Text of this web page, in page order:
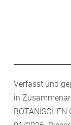
Verfasst und
in